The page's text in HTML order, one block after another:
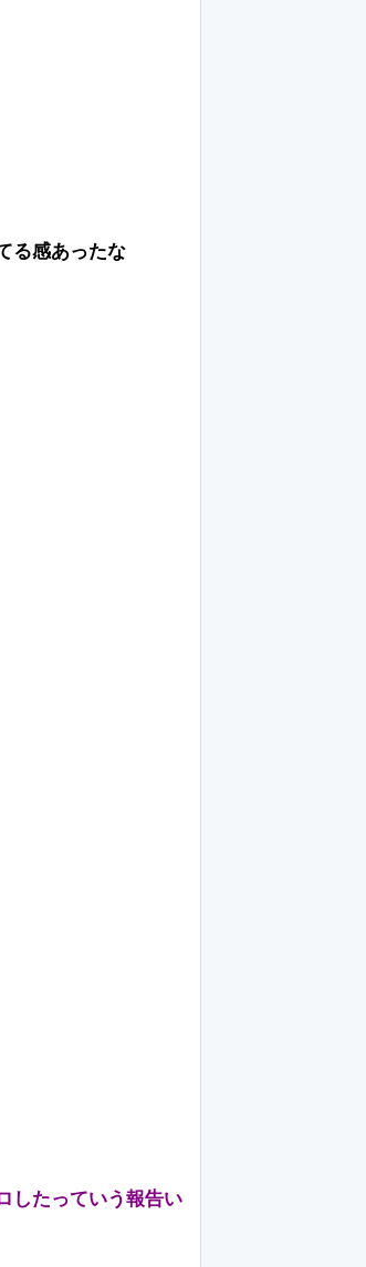
る感あったな
したっていう報告い